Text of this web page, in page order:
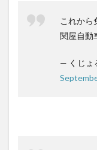
これから
関屋自動
— くじょ